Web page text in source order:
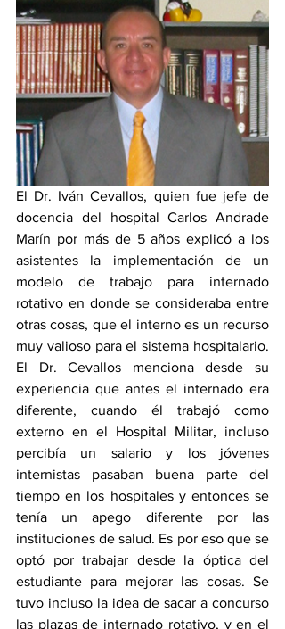
El Dr. Iván Cevallos, quien fue jefe de
docencia del hospital Carlos Andrade
Marín por más de 5 años explicó a los
asistentes la implementación de un
modelo de trabajo para internado
rotativo en donde se consideraba entre
otras cosas, que el interno es un recurso
muy valioso para el sistema hospitalario.
El Dr. Cevallos menciona desde su
experiencia que antes el internado era
diferente, cuando él trabajó como
externo en el Hospital Militar, incluso
percibía un salario y los jóvenes
internistas pasaban buena parte del
tiempo en los hospitales y entonces se
tenía un apego diferente por las
instituciones de salud. Es por eso que se
optó por trabajar desde la óptica del
estudiante para mejorar las cosas. Se
tuvo incluso la idea de sacar a concurso
las plazas de internado rotativo, y en el